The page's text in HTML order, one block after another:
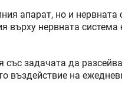
апарат, но и
върху нервната система
със задачата да
въздействие на